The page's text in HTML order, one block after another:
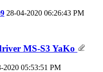
28-04-2020 06:26:43 PM
MS-S3 YaKo
2020 05:53:51 PM